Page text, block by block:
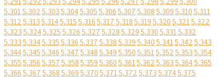
5,3015,3025,3035,3045,3055,3065,3075,3085,3095,3105,311
5,3125,3135,3145,3155,3165,3175,3185,3195,3205,3215,322
5,3235,3245,3255,3265,3275,3285,3295,3305,3315,332
5,3335,3345,3355,3365,3375,3385,3395,3405,3415,3425,343
5,3445,3455,3465,3475,3485,3495,3505,3515,3525,3535,354
5,3555,3565,3575,3585,3595,3605,3615,3625,3635,3645,365
5,3665,3675,3685,3695,3705,3715,3725,3735,3745,375